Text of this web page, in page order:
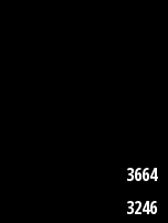
3664
3246